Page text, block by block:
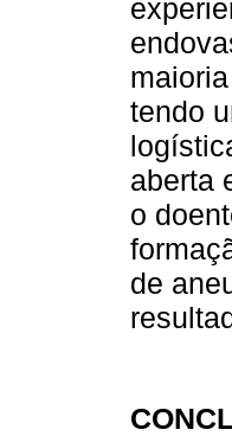
tendo
aberta
o
de